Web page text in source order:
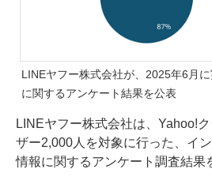
LINEヤフー株式会社が、2025年6月
に関するアンケート結果を公表
LINEヤフー株式会社は、Yahoo!
ザー2,000人を対象に行った、イ
情報に関するアンケート調査結果